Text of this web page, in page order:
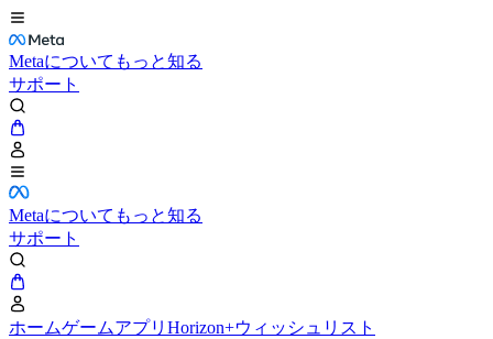
Metaについてもっと知る
サポート
Metaについてもっと知る
サポート
ホームゲームアプリ Horizon+ウィッシュリスト